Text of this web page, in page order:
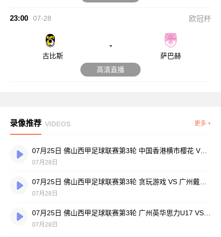
23:00 07-28 欧冠杯
古比斯
-
萨巴赫
高清直播
录像推荐 VIDEOS 更多 +
07月25日 佛山西甲足球联赛第3轮 中国香港横市樱花 VS 吉图省实青年 全场录像
07月28日
07月28日
07月28日